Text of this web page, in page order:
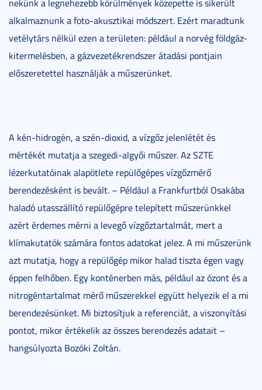
nekünk a legnehezebb körülmények közepette is sikerült
alkalmaznunk a foto-akusztikai módszert. Ezért maradtunk
vetélytárs nélkül ezen a területen: például a norvég földgáz-
kitermelésben, a gázvezetékrendszer átadási pontjain
előszeretettel használják a műszerünket.
A kén-hidrogén, a szén-dioxid, a vízgőz jelenlétét és
mértékét mutatja a szegedi-algyői műszer. Az SZTE
lézerkutatóinak alapötlete repülőgépes vízgőzmérő
berendezésként is bevált. – Például a Frankfurtból Osakába
haladó utasszállító repülőgépre telepített műszerünkkel
azért érdemes mérni a levegő vízgőztartalmát, mert a
klímakutatók számára fontos adatokat jelez. A mi műszerünk
azt mutatja, hogy a repülőgép mikor halad tiszta égen vagy
éppen felhőben. Egy konténerben más, például az ózont és a
nitrogéntartalmat mérő műszerekkel együtt helyezik el a mi
berendezésünket. Mi biztosítjuk a referenciát, a viszonyítási
pontot, mikor értékelik az összes berendezés adatait –
hangsúlyozta Bozóki Zoltán.